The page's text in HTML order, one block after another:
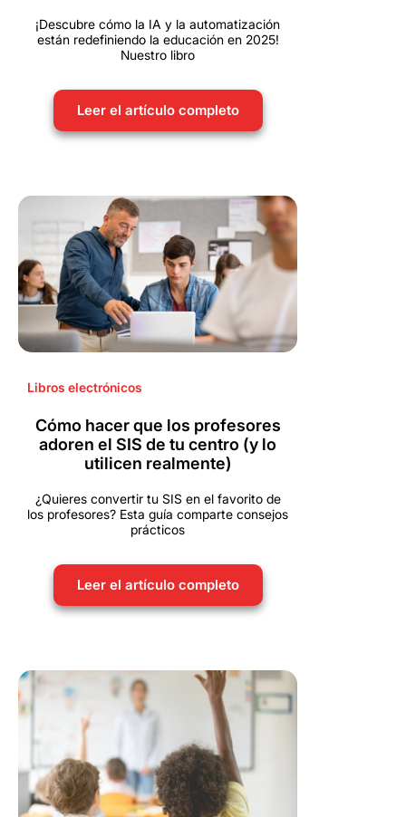
¡Descubre cómo la IA y la automatización
están redefiniendo la educación en 2025!
Nuestro libro
Leer el artículo completo
Libros electrónicos
Cómo hacer que los profesores
adoren el SIS de tu centro (y lo
utilicen realmente)
¿Quieres convertir tu SIS en el favorito de
los profesores? Esta guía comparte consejos
prácticos
Leer el artículo completo